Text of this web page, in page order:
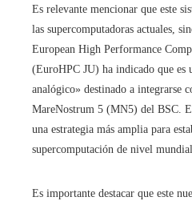
Es relevante mencionar que este
las supercomputadoras actuales,
European High Performance
(EuroHPC JU) ha indicado que es
analógico» destinado a integrarse
MareNostrum 5 (MN5) del BSC.
una estrategia más amplia para
supercomputación de nivel
Es importante destacar que este